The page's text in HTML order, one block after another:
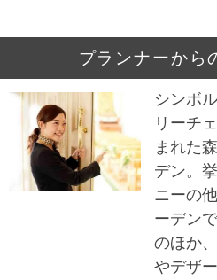
プランナーから
シンボ
リーチ
まれた
デン。
ニーの
ーデン
のほか
やデザ